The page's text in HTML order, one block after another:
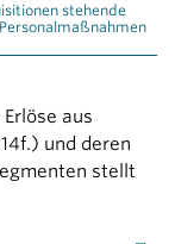
stehende
aus
und deren
stellt